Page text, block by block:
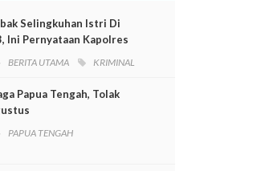
Selingkuhan Istri Di
Ini Pernyataan Kapolres
BERITA UTAMA KRIMINAL
Papua Tengah, Tolak
PAPUA TENGAH